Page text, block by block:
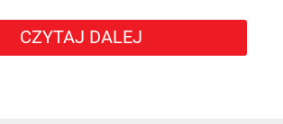
CZYTAJ DALEJ